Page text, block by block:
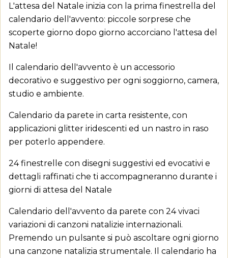
Aggiungi alla lista dei
desideri
×
Crea lista dei desideri ×
Nome lista dei desideri
Accedi ×
Devi avere effettuato l'accesso per salvare dei
prodotti nella tua lista dei desideri.
L'attesa del Natale inizia con la prima finestrella del
calendario dell'avvento: piccole sorprese che
scoperte giorno dopo giorno accorciano l'attesa del
Natale!
Il calendario dell'avvento è un accessorio
decorativo e suggestivo per ogni soggiorno, camera,
studio e ambiente.
Calendario da parete in carta resistente, con
applicazioni glitter iridescenti ed un nastro in raso
per poterlo appendere.
24 finestrelle con disegni suggestivi ed evocativi e
dettagli raffinati che ti accompagneranno durante i
giorni di attesa del Natale
Calendario dell'avvento da parete con 24 vivaci
variazioni di canzoni natalizie internazionali.
Premendo un pulsante si può ascoltare ogni giorno
una canzone natalizia strumentale. Il calendario ha